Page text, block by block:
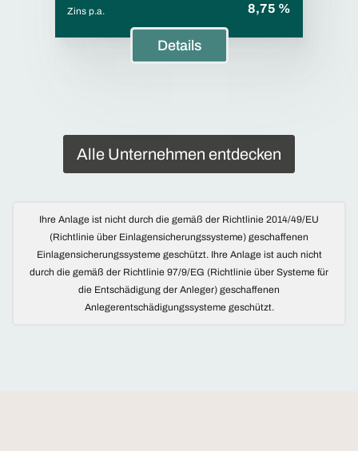
Zins p.a. 8,75 %
Details
Alle Unternehmen entdecken
Ihre Anlage ist nicht durch die gemäß der Richtlinie 2014/49/EU
(Richtlinie über Einlagensicherungssysteme) geschaffenen
Einlagensicherungssysteme geschützt. Ihre Anlage ist auch nicht
durch die gemäß der Richtlinie 97/9/EG (Richtlinie über Systeme für
die Entschädigung der Anleger) geschaffenen
Anlegerentschädigungssysteme geschützt.